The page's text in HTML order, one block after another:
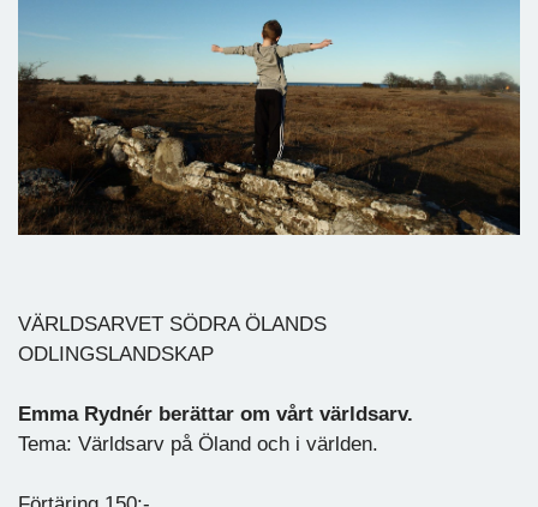
VÄRLDSARVET SÖDRA ÖLANDS
ODLINGSLANDSKAP
Emma Rydnér berättar om vårt världsarv.
Tema: Världsarv på Öland och i världen.